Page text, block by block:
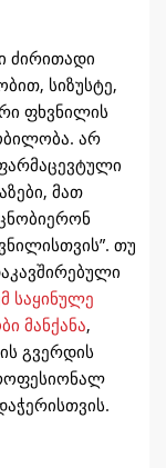
ძირითადი
სიზუსტე,
ფხვნილის
არ
მათ
თუ
საყინულე
მანქანა,
გვერდის